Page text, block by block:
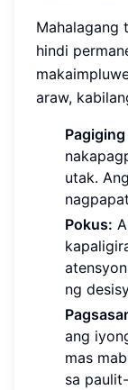
Mahalagang
hindi
araw,
utak.
Pokus:
ng
ang
mas
sa